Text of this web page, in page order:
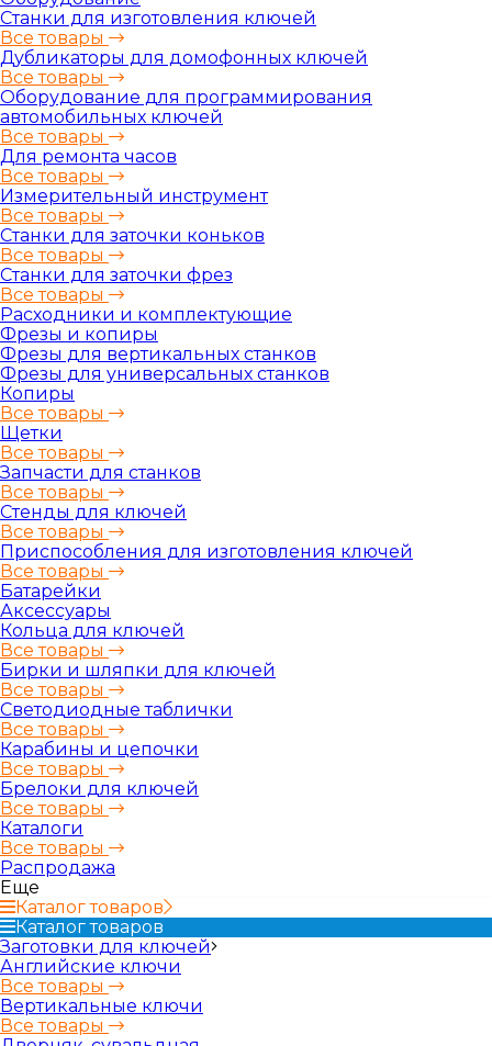
Станки для изготовления ключей
Все товары
Дубликаторы для домофонных ключей
Все товары
Оборудование для программирования
автомобильных ключей
Все товары
Для ремонта часов
Все товары
Измерительный инструмент
Все товары
Станки для заточки коньков
Все товары
Станки для заточки фрез
Все товары
Расходники и комплектующие
Фрезы и копиры
Фрезы для вертикальных станков
Фрезы для универсальных станков
Копиры
Все товары
Щетки
Все товары
Запчасти для станков
Все товары
Стенды для ключей
Все товары
Приспособления для изготовления ключей
Все товары
Батарейки
Аксессуары
Кольца для ключей
Все товары
Бирки и шляпки для ключей
Все товары
Светодиодные таблички
Все товары
Карабины и цепочки
Все товары
Брелоки для ключей
Все товары
Каталоги
Все товары
Распродажа
Еще
Каталог товаров
Каталог товаров
Заготовки для ключей
Английские ключи
Все товары
Вертикальные ключи
Все товары